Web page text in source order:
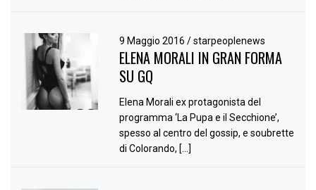
9 Maggio 2016/ starpeoplenews
ELENA MORALI IN GRAN FORMA
SU GQ
Elena Morali ex protagonista del
programma ‘La Pupa e il Secchione’,
spesso al centro del gossip, e soubrette
di Colorando, […]